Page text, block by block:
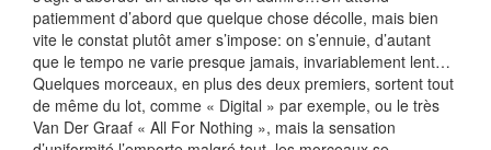
patiemment d’abord que quelque chose décolle, mais bien
vite le constat plutôt amer s’impose: on s’ennuie, d’autant
que le tempo ne varie presque jamais, invariablement lent…
Quelques morceaux, en plus des deux premiers, sortent tout
de même du lot, comme « Digital » par exemple, ou le très
Van Der Graaf « All For Nothing », mais la sensation